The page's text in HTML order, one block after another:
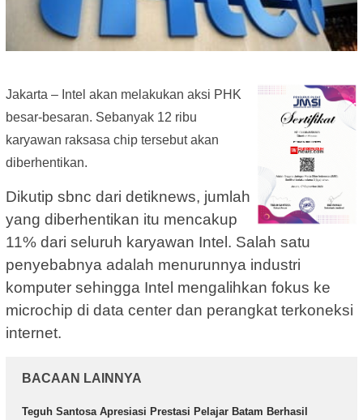
Jakarta – Intel akan melakukan aksi PHK
besar-besaran. Sebanyak 12 ribu
karyawan raksasa chip tersebut akan
diberhentikan.
Dikutip sbnc dari detiknews, jumlah
yang diberhentikan itu mencakup
11% dari seluruh karyawan Intel. Salah satu
penyebabnya adalah menurunnya industri
komputer sehingga Intel mengalihkan fokus ke
microchip di data center dan perangkat terkoneksi
internet.
BACAAN LAINNYA
Teguh Santosa Apresiasi Prestasi Pelajar Batam Berhasil